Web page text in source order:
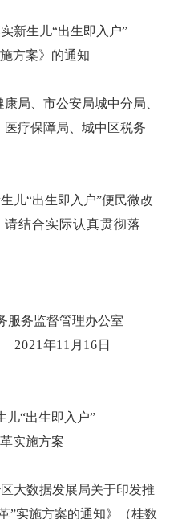
实新生儿“出生即入户”
方案》的通知
局、市公安局城中分局、
疗保障局、城中区税务
儿“出生即入户”便民微改
请结合实际认真贯彻落
服务监督管理办公室
2021 年11 月 16 日
儿“出生即入户”
实施方案
大数据发展局关于印发推
”实施方案的通知》（桂数